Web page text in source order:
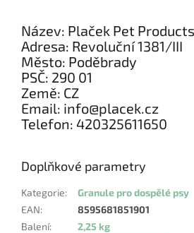
Název: Plaček Pet
Adresa: Revoluční 1381/III
Město: Poděbrady
PSČ: 290 01
Země: CZ
Email: info@placek.cz
Telefon: 420325611650
Doplňkové parametry
Kategorie:
Granule pro dospělé psy
EAN:
8595681851901
Balení:
2,25 kg